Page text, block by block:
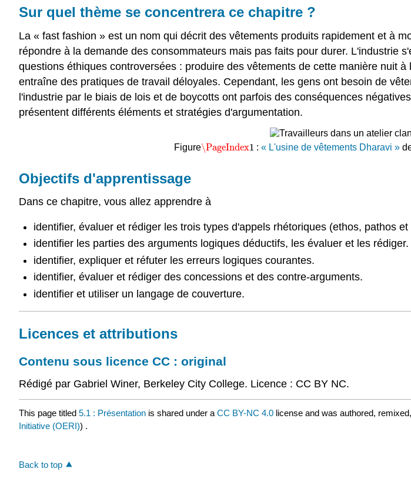
Sur quel thème se concentrera ce chapitre ?
La « fast fashion » est un nom qui décrit des vêtements produits rapidement et à
répondre à la demande des consommateurs mais pas faits pour durer. L'industrie
questions éthiques controversées : produire des vêtements de cette manière nuit
entraîne des pratiques de travail déloyales. Cependant, les gens ont besoin de
l'industrie par le biais de lois et de boycotts ont parfois des conséquences
présentent différents éléments et stratégies d'argumentation.
Figure\PageIndex1
\PageIndex1 :« L'usine de vêtements Dharavi »
Objectifs d'apprentissage
Dans ce chapitre, vous allez apprendre à
identifier, évaluer et rédiger les trois types d'appels rhétoriques (ethos, pathos et
identifier les parties des arguments logiques déductifs, les évaluer et les rédiger.
identifier, expliquer et réfuter les erreurs logiques courantes.
identifier, évaluer et rédiger des concessions et des contre-arguments.
identifier et utiliser un langage de couverture.
Licences et attributions
Contenu sous licence CC : original
Rédigé par Gabriel Winer, Berkeley City College. Licence : CC BY NC.
This page titled 5.1 : Présentation is shared under a CC BY-NC 4.0 license and was authored,
Initiative (OERI)) .
Back to top